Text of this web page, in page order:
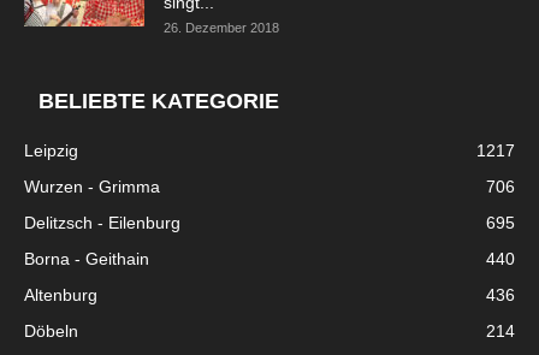
26. Dezember 2018
BELIEBTE KATEGORIE
Leipzig
1217
Wurzen - Grimma
706
Delitzsch - Eilenburg
695
Borna - Geithain
440
Altenburg
436
Döbeln
214